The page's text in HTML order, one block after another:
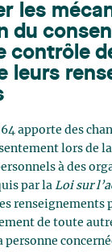
les
du
contrôle
leurs
64 apporte des
lors de
à des
par la Loi sur
renseignements
de toute